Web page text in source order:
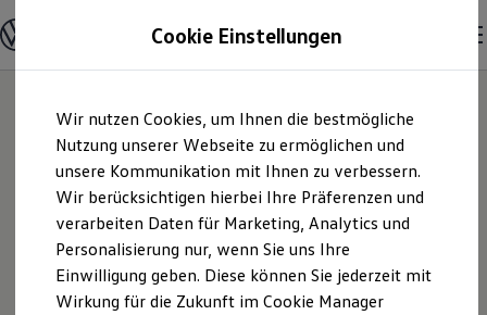
Hauptinhalt
springen
Footer
springen
Modelle & Konfigurator
Nutzfahrzeugkategorien entdecken
Modelle konfigurieren
Vorgängermodelle und Oldtimer
Vorgängermodelle
Oldtimer
Bulli Historie
Branchenlösungen & Gewerbekunden
Umbaulösungen und Hersteller finden
Auf- und Umbauten entdecken & konfigurieren
Groß- und Sonderkunden
Großkunden
Kommunen & Behörden
Schmidt &
Hoffmann
Neumünster GmbH
Cookie Einstellungen
Wir nutzen Cookies, um Ihnen die bestmögliche
Nutzung unserer Webseite zu ermöglichen und
unsere Kommunikation mit Ihnen zu verbessern.
Wir berücksichtigen hierbei Ihre Präferenzen und
verarbeiten Daten für Marketing, Analytics und
Personalisierung nur, wenn Sie uns Ihre
Einwilligung geben. Diese können Sie jederzeit mit
Wirkung für die Zukunft im Cookie Manager